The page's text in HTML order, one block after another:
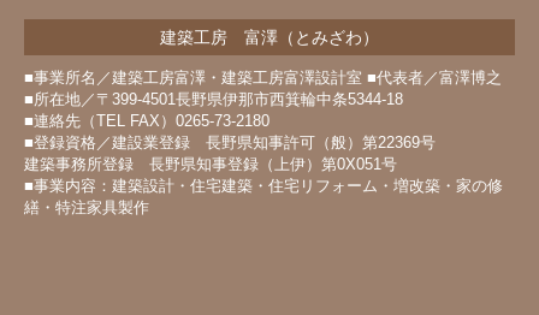
建築工房 富澤（とみざわ）
■事業所名／建築工房富澤・建築工房富澤設計室 ■代表者／富澤博之
■所在地／〒399-4501長野県伊那市西箕輪中条5344-18
■連絡先（TEL FAX）0265-73-2180
■登録資格／建設業登録 長野県知事許可（般）第22369号
建築事務所登録 長野県知事登録（上伊）第0X051号
■事業内容：建築設計・住宅建築・住宅リフォーム・増改築・家の修
繕・特注家具製作